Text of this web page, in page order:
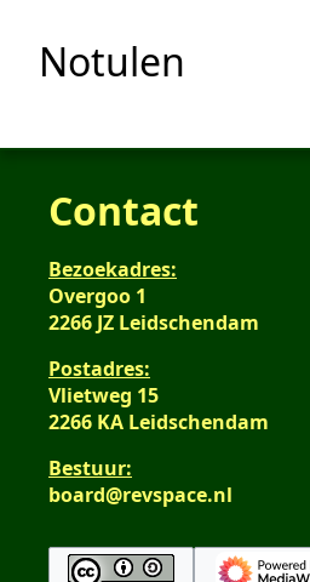
Notulen
Contact
Bezoekadres:
Overgoo 1
2266 JZ Leidschendam
Postadres:
Vlietweg 15
2266 KA Leidschendam
Bestuur:
board@revspace.nl